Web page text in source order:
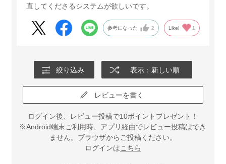
直してくださるシステムが欲しいです。
参考になった 2 Like! 1
絞り込み 表示：新しい順
レビューを書く
ログイン後、レビュー投稿で10ポイントプレゼント！
※Android端末ご利用時、アプリ経由でレビュー投稿はでき
ません。ブラウザからご投稿ください。
ログインはこちら